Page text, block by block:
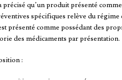
qu’un produit présenté comme
spécifiques relève du régime
présenté comme possédant des
des médicaments par présentation.
: